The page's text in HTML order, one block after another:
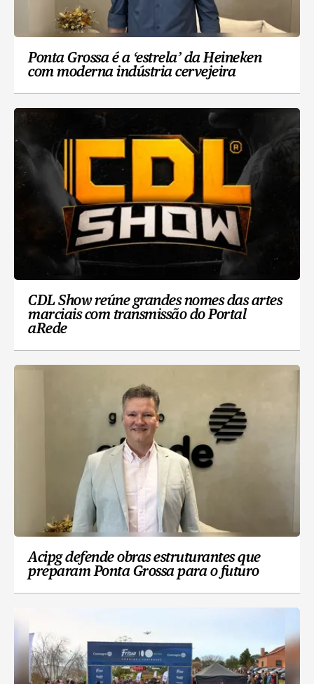
Ponta Grossa é a ‘estrela’ da Heineken
com moderna indústria cervejeira
CDL Show reúne grandes nomes das artes
marciais com transmissão do Portal
aRede
Acipg defende obras estruturantes que
preparam Ponta Grossa para o futuro